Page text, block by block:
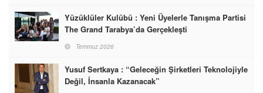
Yüzüklüler Kulübü : Yeni Üyelerle Tanışma Partisi
The Grand Tarabya’da Gerçekleşti
Temmuz 2026
Yusuf Sertkaya : “Geleceğin Şirketleri Teknolojiyle
Değil, İnsanla Kazanacak”